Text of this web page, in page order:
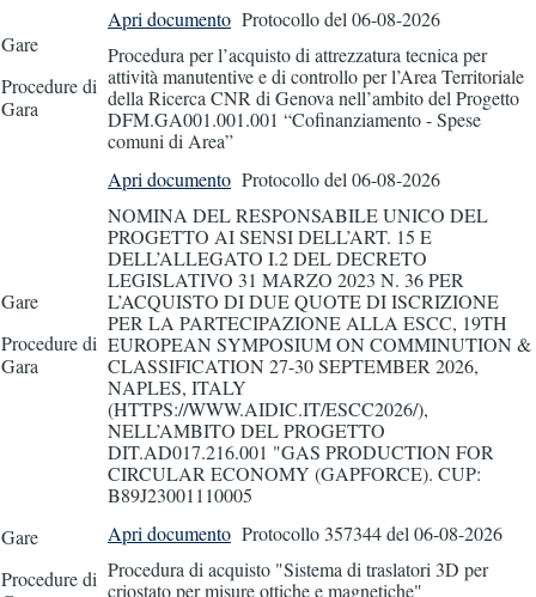
Gare
Procedure di
Gara
Apri documento Protocollodel 06-08-2026
Procedura per l’acquisto di attrezzatura tecnica per
attività manutentive e di controllo per l’Area Territoriale
della Ricerca CNR di Genova nell’ambito del Progetto
DFM.GA001.001.001 “Cofinanziamento - Spese
comuni di Area”
Gare
Procedure di
Gara
Apri documento Protocollodel 06-08-2026
NOMINA DEL RESPONSABILE UNICO DEL
PROGETTO AI SENSI DELL’ART. 15 E
DELL’ALLEGATO I.2 DEL DECRETO
LEGISLATIVO 31 MARZO 2023 N. 36 PER
L’ACQUISTO DI DUE QUOTE DI ISCRIZIONE
PER LA PARTECIPAZIONE ALLA ESCC, 19TH
EUROPEAN SYMPOSIUM ON COMMINUTION &
CLASSIFICATION 27-30 SEPTEMBER 2026,
NAPLES, ITALY
(HTTPS://WWW.AIDIC.IT/ESCC2026/),
NELL’AMBITO DEL PROGETTO
DIT.AD017.216.001 "GAS PRODUCTION FOR
CIRCULAR ECONOMY (GAPFORCE). CUP:
B89J23001110005
Gare
Procedure di
Apri documento Protocollo 357344del 06-08-2026
Procedura di acquisto "Sistema di traslatori 3D per
criostato per misure ottiche e magnetiche"